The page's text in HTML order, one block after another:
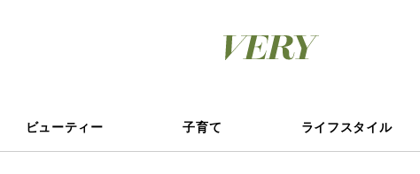
ビューティー 子育て ライフスタイル